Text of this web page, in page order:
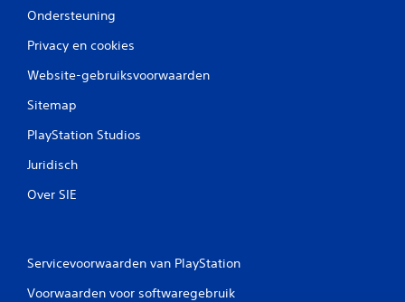
Ondersteuning
Privacy en cookies
Website-gebruiksvoorwaarden
Sitemap
PlayStation Studios
Juridisch
Over SIE
Servicevoorwaarden van PlayStation
Voorwaarden voor softwaregebruik